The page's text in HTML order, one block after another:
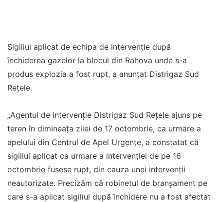
Sigiliul aplicat de echipa de intervenție după
închiderea gazelor la blocul din Rahova unde s-a
produs explozia a fost rupt, a anunțat Distrigaz Sud
Rețele.
„Agentul de intervenție Distrigaz Sud Rețele ajuns pe
teren în dimineața zilei de 17 octombrie, ca urmare a
apelului din Centrul de Apel Urgențe, a constatat că
sigiliul aplicat ca urmare a intervenției de pe 16
octombrie fusese rupt, din cauza unei intervenții
neautorizate. Precizăm că robinetul de branșament pe
care s-a aplicat sigiliul după închidere nu a fost afectat